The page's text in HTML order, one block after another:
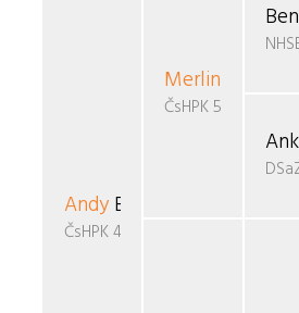
AndyEgas
ČsHPK 46/89
Merlin
ČsHPK 5-87/86/88